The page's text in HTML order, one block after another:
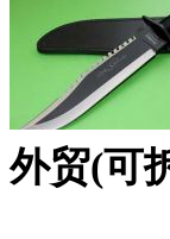
外贸(可